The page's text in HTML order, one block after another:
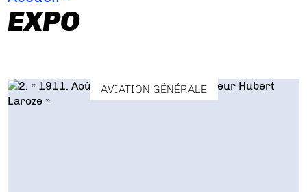
EXPO
AVIATION GÉNÉRALE